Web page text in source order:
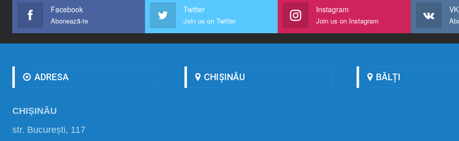
Facebook
Abonează-te
Twitter
Join us on Twitter
Instagram
Join us on Instagram
VK
ADRESA
CHIȘINĂU
str. București, 117
CHIȘINĂU BĂLȚI